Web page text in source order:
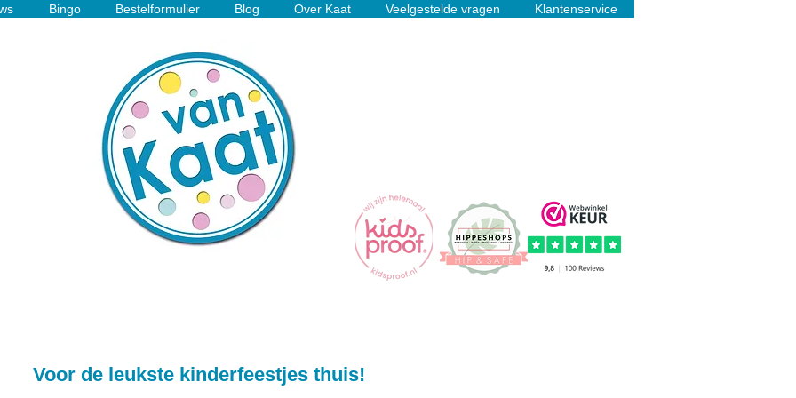
Voor de leukste kinderfeestjes thuis!
Bingo Bestelformulier Blog Over Kaat Veelgestelde vragen Klantenservice